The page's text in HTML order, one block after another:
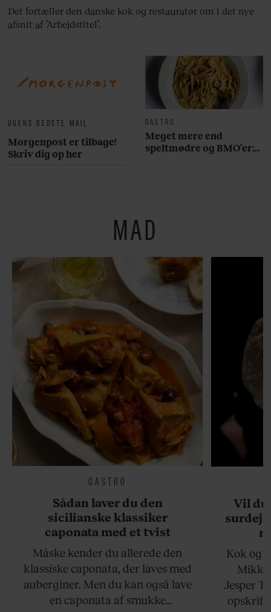
UGENS BEDSTE MAIL
Morgenpost er tilbage!
Skriv dig op her
GASTRO
Meget mere end
speltmødre og BMO’er:
Det fortæller den danske kok og restauratør om i det nye
afsnit af ’Arbejdstitel’.
MAD
GASTRO
Sådan laver du den
sicilianske klassiker
caponata med et tvist
Måske kender du allerede den
klassiske caponata, der laves med
auberginer. Men du kan også lave
en caponata af smukke
Vil du
Kok og
Jesper
opskrift